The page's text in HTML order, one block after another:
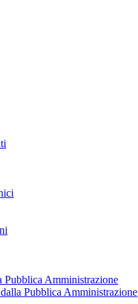
Pubblica Amministrazione
Pubblica Amministrazione